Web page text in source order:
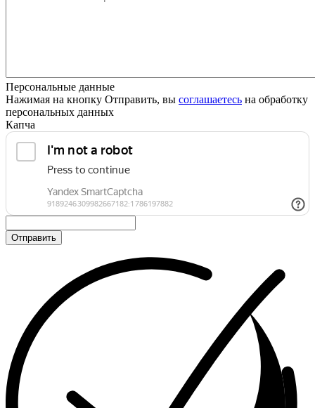
Персональные данные
Нажимая на кнопку Отправить, вы соглашаетесь на обработку
персональных данных
Капча
Отправить